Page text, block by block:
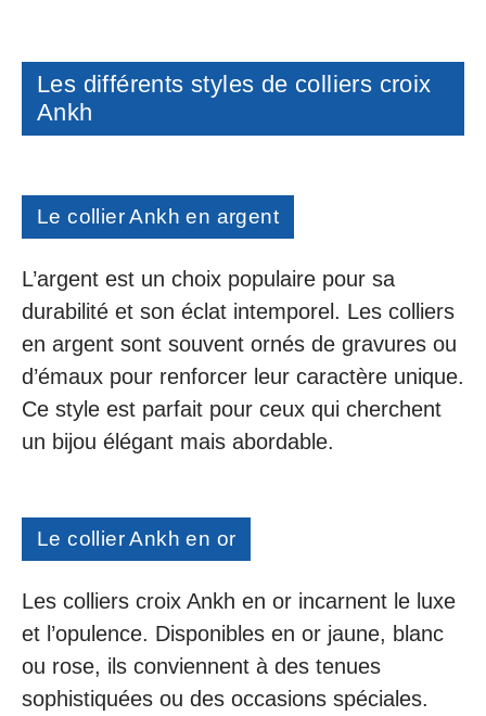
Les différents styles de colliers croix
Ankh
Le collier Ankh en argent
L’argent est un choix populaire pour sa
durabilité et son éclat intemporel. Les colliers
en argent sont souvent ornés de gravures ou
d’émaux pour renforcer leur caractère unique.
Ce style est parfait pour ceux qui cherchent
un bijou élégant mais abordable.
Le collier Ankh en or
Les colliers croix Ankh en or incarnent le luxe
et l’opulence. Disponibles en or jaune, blanc
ou rose, ils conviennent à des tenues
sophistiquées ou des occasions spéciales.